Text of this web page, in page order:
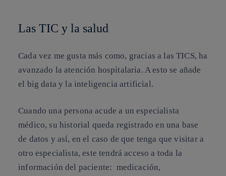
Las TIC y la salud
Cada vez me gusta más como, gracias a las TICS, ha
avanzado la atención hospitalaria. A esto se añade
el big data y la inteligencia artificial.
Cuando una persona acude a un especialista
médico, su historial queda registrado en una base
de datos y así, en el caso de que tenga que visitar a
otro especialista, este tendrá acceso a toda la
información del paciente: medicación,